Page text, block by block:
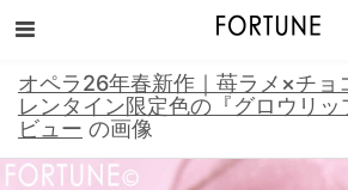
オペラ26年春新作｜苺ラメ×チ
レンタイン限定色の『グロウリ
ビュー の画像